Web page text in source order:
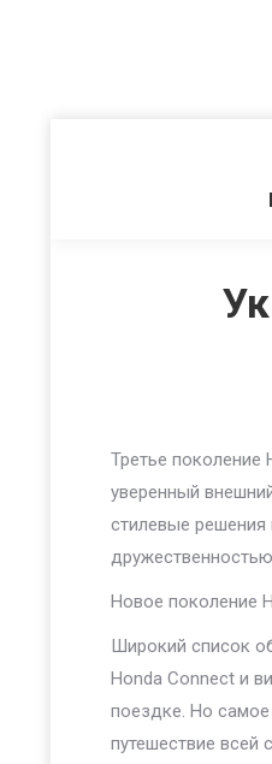
Третье поколение
уверенный
стилевые
Новое поколение
Широкий список
Honda Connect и
поездке. Но самое
путешествие всей